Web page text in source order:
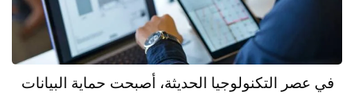
في عصر التكنولوجيا الحديثة، أصبحت حماية البيانات